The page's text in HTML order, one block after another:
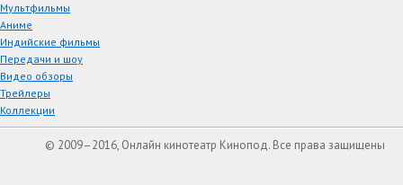
Мультфильмы
Аниме
Индийские фильмы
Передачи и шоу
Видео обзоры
Трейлеры
Коллекции
© 2009–2016, Онлайн кинотеатр Кинопод. Все права защищены